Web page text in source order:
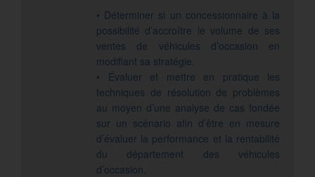
• Déterminer si un concessionnaire à la
possibilité d’accroître le volume de ses
ventes de véhicules d’occasion en
modifiant sa stratégie.
• Évaluer et mettre en pratique les
techniques de résolution de problèmes
au moyen d’une analyse de cas fondée
sur un scénario afin d’être en mesure
d’évaluer la performance et la rentabilité
du département des véhicules
d’occasion.